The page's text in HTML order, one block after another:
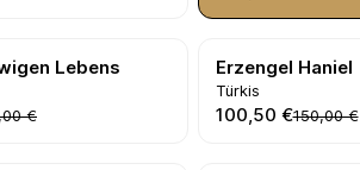
Lebens
€
Erzengel Haniel
Türkis
100,50 €150,00 €